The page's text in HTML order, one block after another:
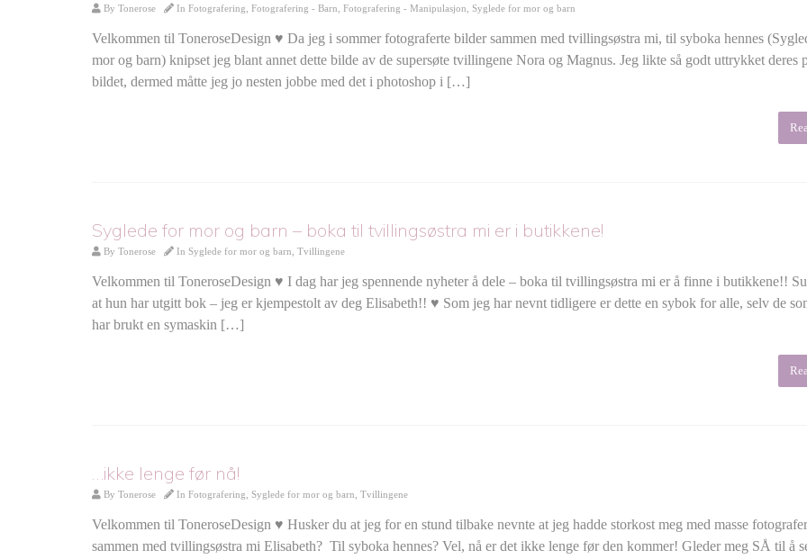
By Tonerose In Fotografering, Fotografering - Barn, Fotografering - Manipulasjon, Syglede for mor og barn
Velkommen til ToneroseDesign ♥ Da jeg i sommer fotograferte bilder sammen med tvillingsøstra mi, til syboka hennes
mor og barn) knipset jeg blant annet dette bilde av de supersøte tvillingene Nora og Magnus. Jeg likte så godt uttrykket deres
bildet, dermed måtte jeg jo nesten jobbe med det i photoshop i […]
Syglede for mor og barn – boka til tvillingsøstra mi er i butikkene!
By Tonerose In Syglede for mor og barn, Tvillingene
Velkommen til ToneroseDesign ♥ I dag har jeg spennende nyheter å dele – boka til tvillingsøstra mi er å finne i butikkene!!
at hun har utgitt bok – jeg er kjempestolt av deg Elisabeth!! ♥ Som jeg har nevnt tidligere er dette en sybok for alle, selv de
har brukt en symaskin […]
…ikke lenge før nå!
By Tonerose In Fotografering, Syglede for mor og barn, Tvillingene
Velkommen til ToneroseDesign ♥ Husker du at jeg for en stund tilbake nevnte at jeg hadde storkost meg med masse
sammen med tvillingsøstra mi Elisabeth? Til syboka hennes? Vel, nå er det ikke lenge før den kommer! Gleder meg SÅ til å